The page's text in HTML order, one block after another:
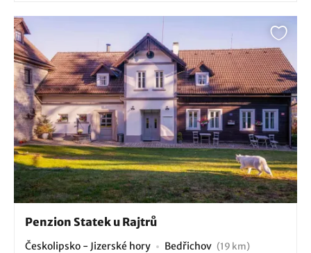
Penzion Statek u Rajtrů
Českolipsko - Jizerské hory Bedřichov (19 km)